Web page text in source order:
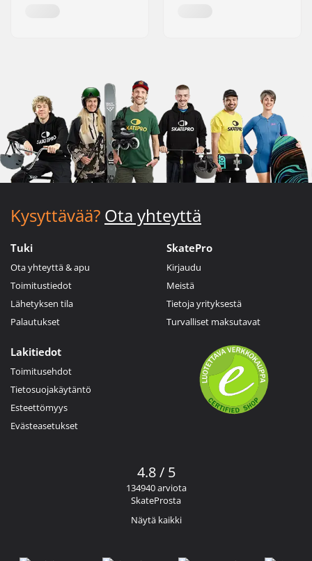
Kysyttävää? Ota yhteyttä
Tuki
Ota yhteyttä & apu
Toimitustiedot
Lähetyksen tila
Palautukset
SkatePro
Kirjaudu
Meistä
Tietoja yrityksestä
Turvalliset maksutavat
Lakitiedot
Toimitusehdot
Tietosuojakäytäntö
Esteettömyys
Evästeasetukset
4.8 / 5
134940 arviota
SkateProsta
Näytä kaikki